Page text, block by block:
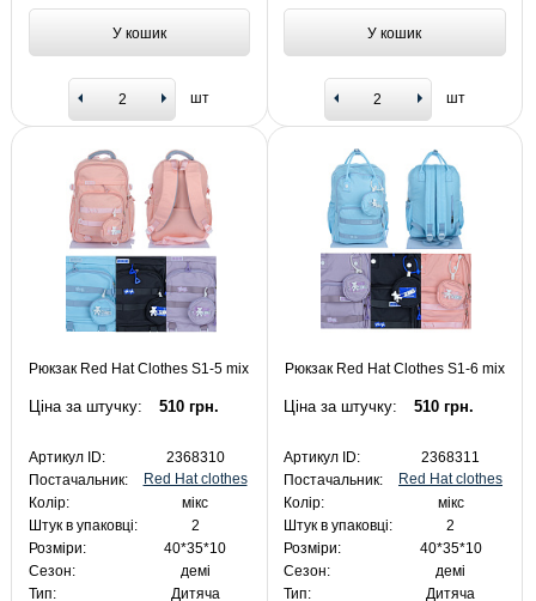
У кошик
шт
У кошик
шт
Рюкзак Red Hat Clothes S1-5 mix
Ціна за штучку: 510 грн.
Артикул ID:
2368310
Постачальник:
Red Hat clothes
Колір:
мікс
Штук в упаковці:
2
Розміри:
40*35*10
Сезон:
демі
Тип:
Дитяча
Рюкзак Red Hat Clothes S1-6 mix
Ціна за штучку: 510 грн.
Артикул ID:
2368311
Постачальник:
Red Hat clothes
Колір:
мікс
Штук в упаковці:
2
Розміри:
40*35*10
Сезон:
демі
Тип:
Дитяча